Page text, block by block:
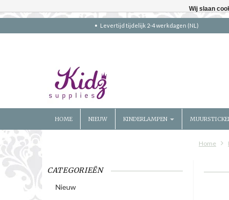
Levertijd tijdelijk 2-4 werkdagen (NL)
HOME NIEUW KINDERLAMPEN
Home
CATEGORIEËN
Nieuw
Wij slaan